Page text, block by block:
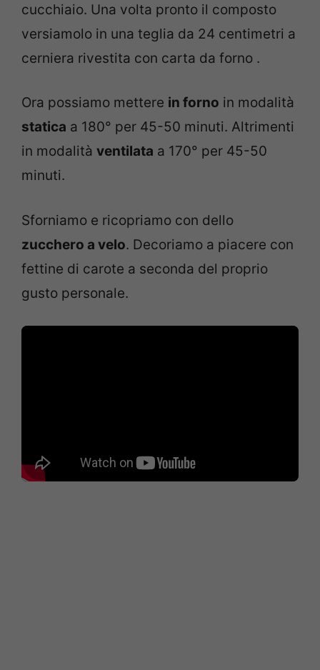
cucchiaio. Una volta pronto il composto
versiamolo in una teglia da 24 centimetri a
cerniera rivestita con carta da forno .
Ora possiamo mettere in forno in modalità
statica a 180° per 45-50 minuti. Altrimenti
in modalità ventilata a 170° per 45-50
minuti.
Sforniamo e ricopriamo con dello
zucchero a velo. Decoriamo a piacere con
fettine di carote a seconda del proprio
gusto personale.